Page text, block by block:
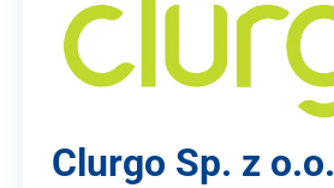
Clurgo Sp. z o.o.